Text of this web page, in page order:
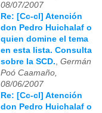
08/07/2007
Re: [Cc-cl] Atención
don Pedro Huichalaf o
quien domine el tema
en esta lista. Consulta
sobre la SCD., Germán
Poó Caamaño,
08/06/2007
Re: [Cc-cl] Atención
don Pedro Huichalaf o